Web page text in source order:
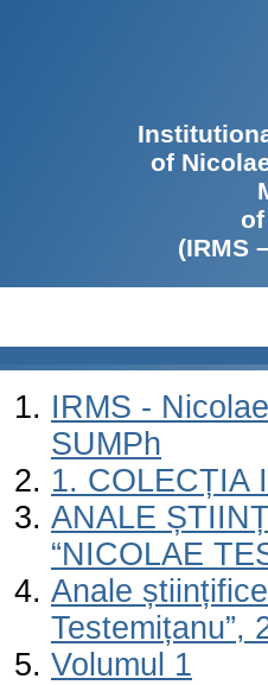
of
(IRMS
IRMS -
SUMPh
1. COLECȚIA
ANALE
“NICOLAE
Anale
Testemițanu”,
Volumul 1